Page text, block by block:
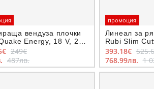
вендуза плочки
Energy, 18 V, 2
249€
487лв.
промоция
Линеал за
Rubi Slim
3-10 мм
393.18€
768.99лв. 1